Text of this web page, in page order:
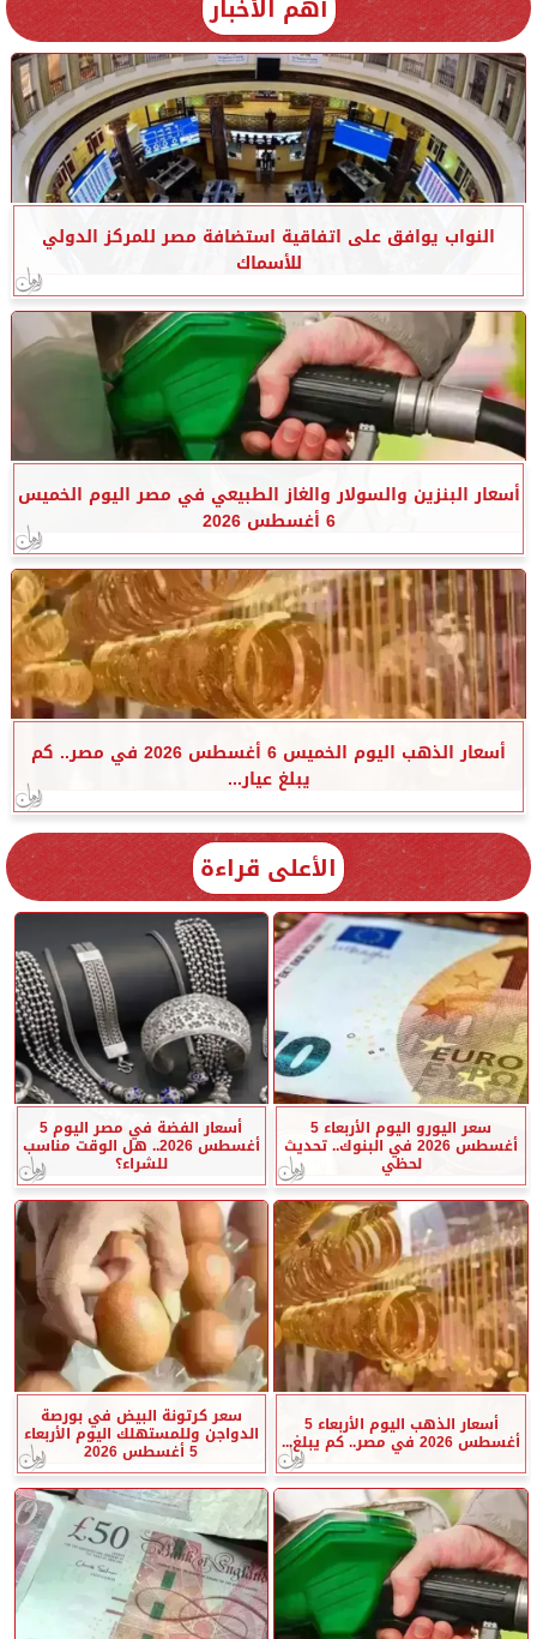
أهم الأخبار
النواب يوافق على اتفاقية استضافة مصر للمركز الدولي
للأسماك
أسعار البنزين والسولار والغاز الطبيعي في مصر اليوم الخميس
6 أغسطس 2026
أسعار الذهب اليوم الخميس 6 أغسطس 2026 في مصر.. كم
يبلغ عيار...
الأعلى قراءة
سعر اليورو اليوم الأربعاء 5
أغسطس 2026 في البنوك.. تحديث
لحظي
أسعار الفضة في مصر اليوم 5
أغسطس 2026.. هل الوقت مناسب
للشراء؟
أسعار الذهب اليوم الأربعاء 5
أغسطس 2026 في مصر.. كم يبلغ...
سعر كرتونة البيض في بورصة
الدواجن وللمستهلك اليوم الأربعاء
5 أغسطس 2026